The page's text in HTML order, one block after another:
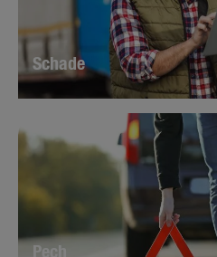
Schade
Pech